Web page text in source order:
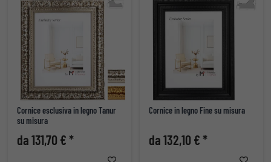
Cornice esclusiva in legno Tanur
su misura
da 131,70 € *
Cornice in legno Fine su misura
da 132,10 € *